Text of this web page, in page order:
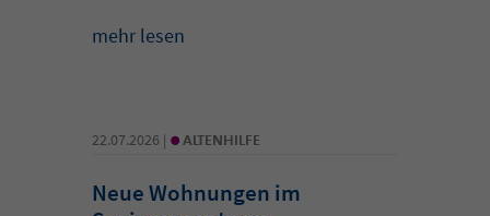
mehr lesen
22.07.2026 | •ALTENHILFE
Neue Wohnungen im